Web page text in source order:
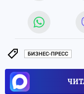
БИЗНЕС-ПРЕСС